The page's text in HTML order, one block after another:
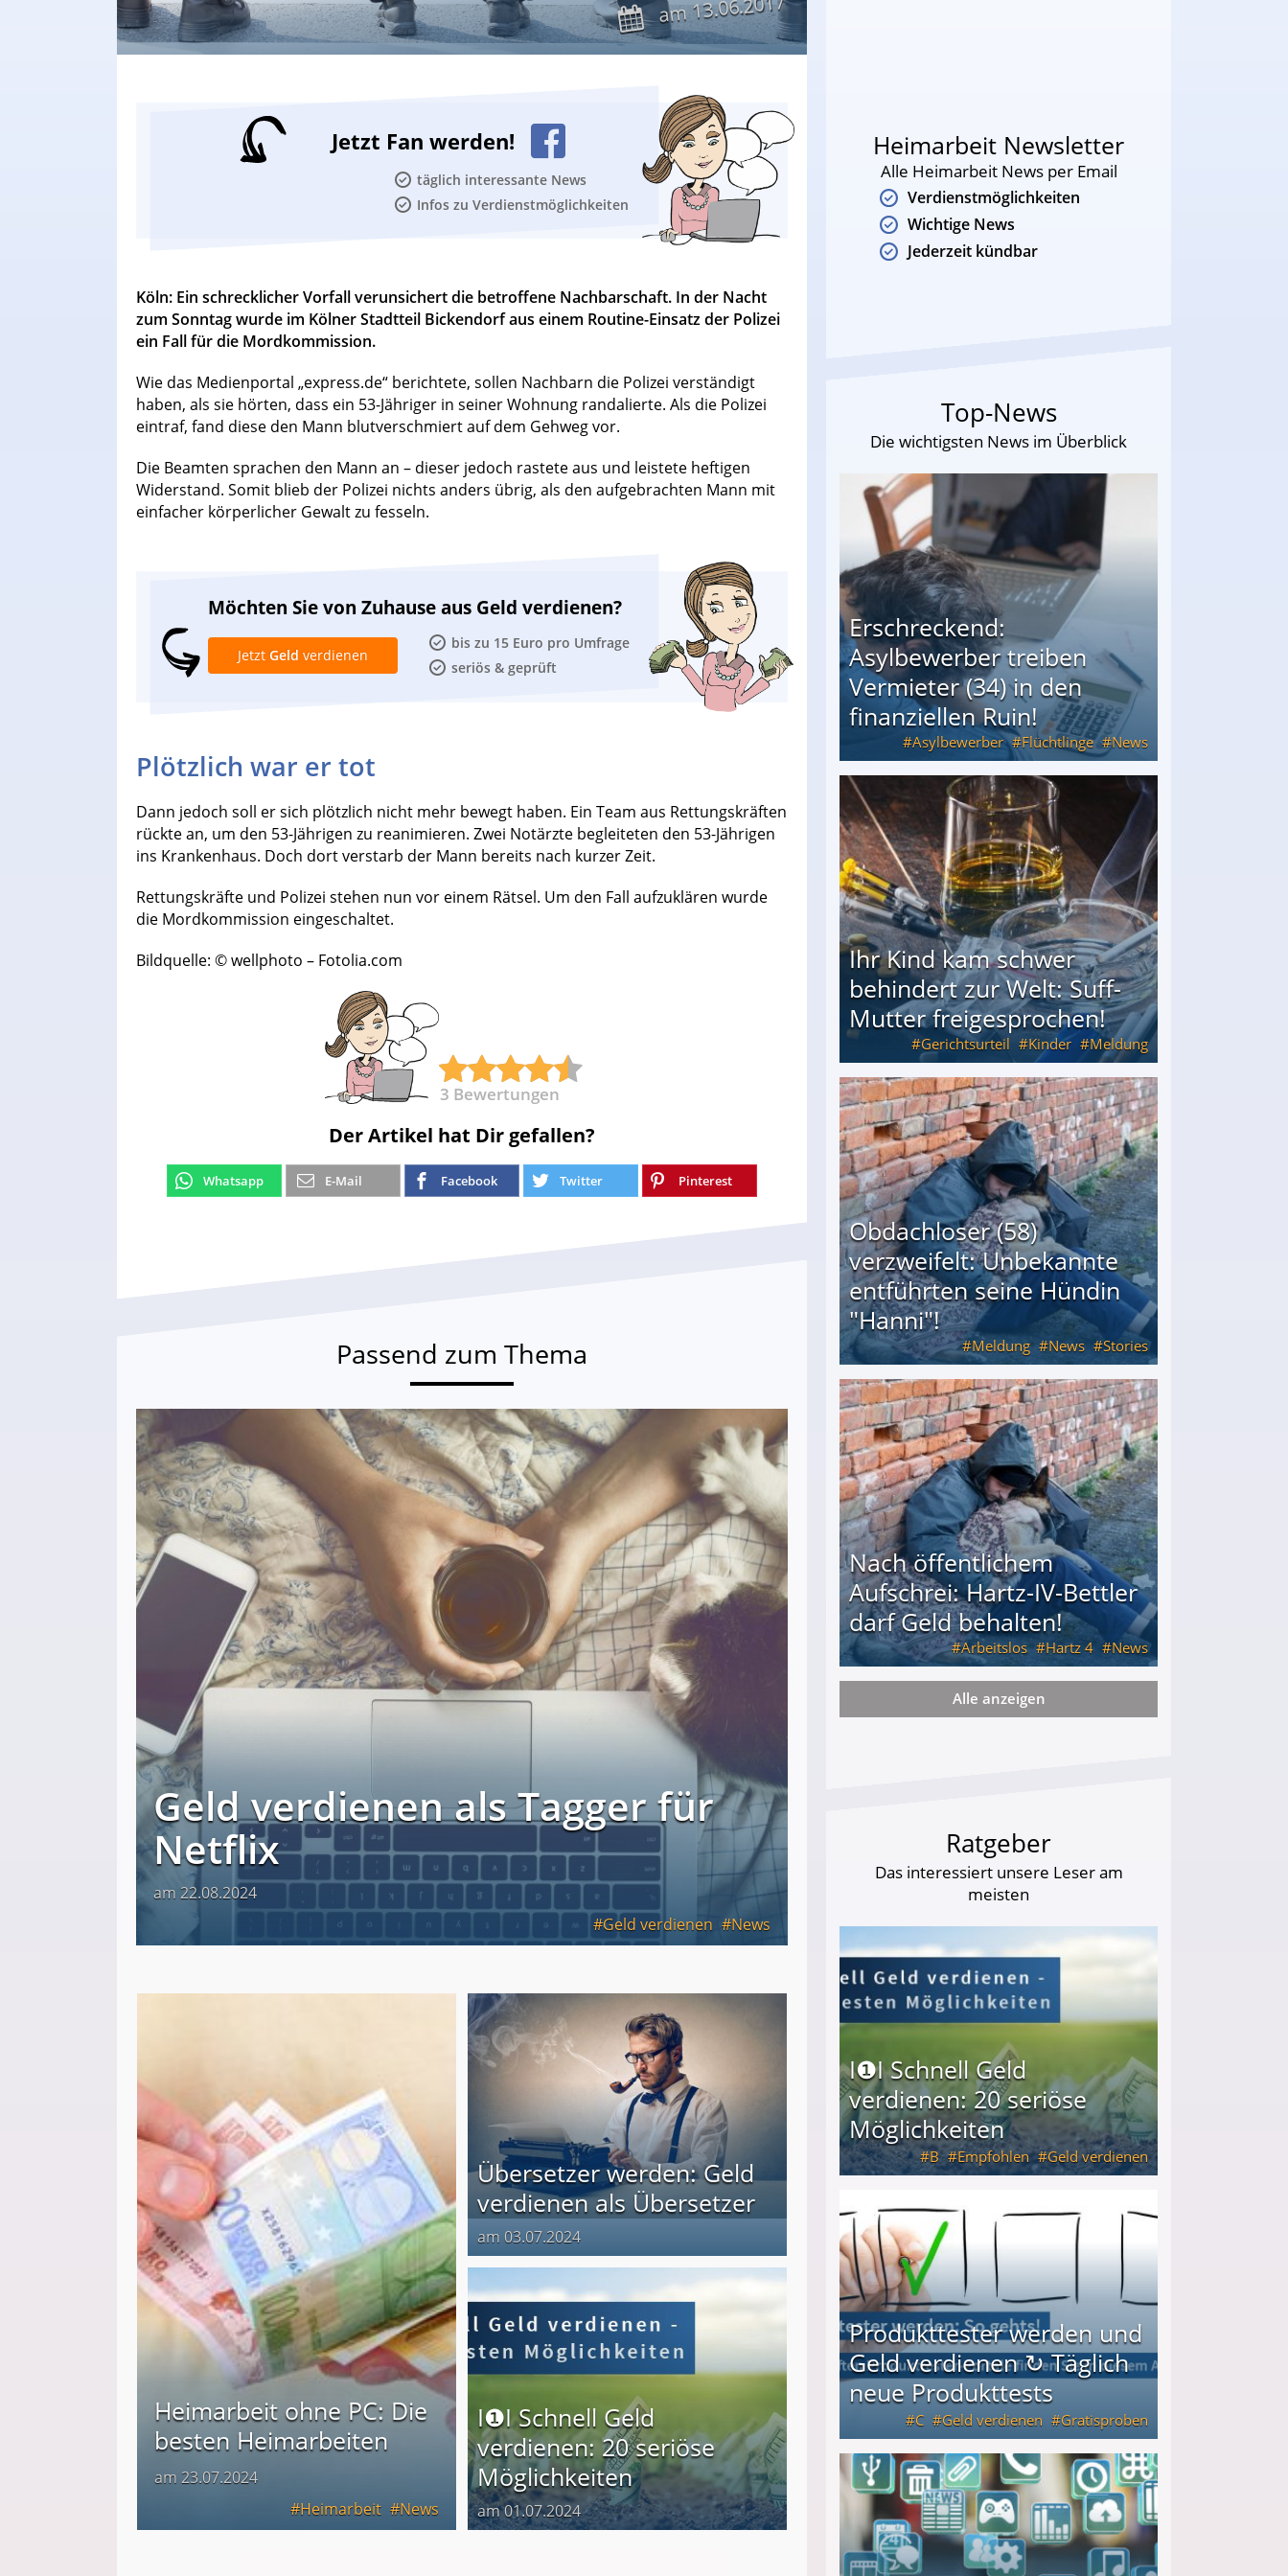
am
Jetzt Fan werden!
täglich interessante News
Infos zu Verdienstmöglichkeiten
Köln: Ein schrecklicher Vorfall verunsichert die betroffene Nachbarschaft. In der Nacht
zum Sonntag wurde im Kölner Stadtteil Bickendorf aus einem Routine-Einsatz der Polizei
ein Fall für die Mordkommission.
Wie das Medienportal „express.de“ berichtete, sollen Nachbarn die Polizei verständigt
haben, als sie hörten, dass ein 53-Jähriger in seiner Wohnung randalierte. Als die Polizei
eintraf, fand diese den Mann blutverschmiert auf dem Gehweg vor.
Die Beamten sprachen den Mann an – dieser jedoch rastete aus und leistete heftigen
Widerstand. Somit blieb der Polizei nichts anders übrig, als den aufgebrachten Mann mit
einfacher körperlicher Gewalt zu fesseln.
Möchten Sie von Zuhause aus Geld verdienen?
bis zu 15 Euro pro Umfrage
seriös & geprüft
Jetzt Geld verdienen
Plötzlich war er tot
Dann jedoch soll er sich plötzlich nicht mehr bewegt haben. Ein Team aus Rettungskräften
rückte an, um den 53-Jährigen zu reanimieren. Zwei Notärzte begleiteten den 53-Jährigen
ins Krankenhaus. Doch dort verstarb der Mann bereits nach kurzer Zeit.
Rettungskräfte und Polizei stehen nun vor einem Rätsel. Um den Fall aufzuklären wurde
die Mordkommission eingeschaltet.
Bildquelle: © wellphoto – Fotolia.com
3 Bewertungen
Der Artikel hat Dir gefallen?
Whatsapp E-Mail Facebook Twitter Pinterest
Passend zum Thema
Geld verdienen als Tagger für
Netflix
am 22.08.2024
Geld verdienen
News
Heimarbeit ohne PC: Die
besten Heimarbeiten
am 23.07.2024
Heimarbeit
News
Übersetzer werden: Geld
verdienen als Übersetzer
am 03.07.2024
I❶I Schnell Geld
verdienen: 20 seriöse
Möglichkeiten
am 01.07.2024
Heimarbeit Newsletter
Alle Heimarbeit News per Email
Verdienstmöglichkeiten
Wichtige News
Jederzeit kündbar
Top-News
Die wichtigsten News im Überblick
Erschreckend:
Asylbewerber treiben
Vermieter (34) in den
finanziellen Ruin!
Asylbewerber Flüchtlinge News
Erschreckend: Asylbewerber treiben Vermieter (34) in den finanziellen Ruin!
Ihr Kind kam schwer
behindert zur Welt: Suff-
Mutter freigesprochen!
Gerichtsurteil Kinder Meldung
Ihr Kind kam schwer behindert zur Welt: Suff-Mutter freigesprochen!
Obdachloser (58)
verzweifelt: Unbekannte
entführten seine Hündin
"Hanni"!
Meldung News Stories
Obdachloser (58) verzweifelt: Unbekannte entführten seine Hündin "Hanni"!
Nach öffentlichem
Aufschrei: Hartz-IV-Bettler
darf Geld behalten!
Arbeitslos Hartz 4 News
Nach öffentlichem Aufschrei: Hartz-IV-Bettler darf Geld behalten!
Alle anzeigen
Ratgeber
Das interessiert unsere Leser am
meisten
I❶I Schnell Geld
verdienen: 20 seriöse
Möglichkeiten
B Empfohlen Geld verdienen
I❶I Schnell Geld verdienen: 20 seriöse Möglichkeiten
Produkttester werden und
Geld verdienen ↻ Täglich
neue Produkttests
C Geld verdienen Gratisproben
Produkttester werden und Geld verdienen ↻ Täglich neue Produkttests